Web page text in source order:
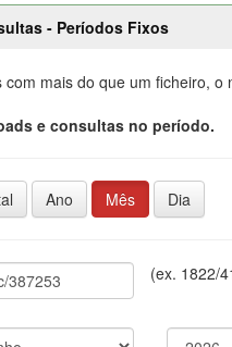
- Períodos Fixos
com mais do que um ficheiro,
e consultas no período.
Ano Mês Dia
(ex. 1822/